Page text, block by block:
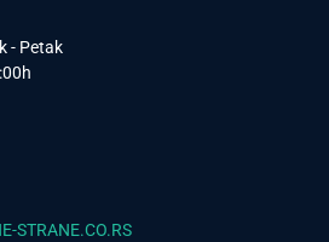
- Petak
STRANE.CO.RS